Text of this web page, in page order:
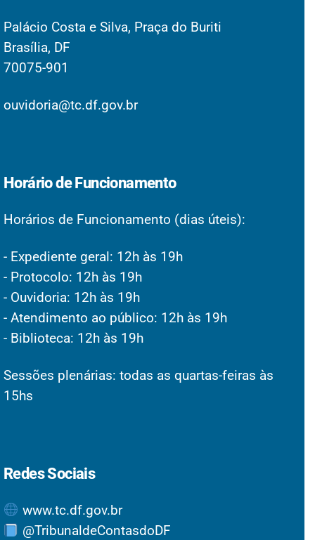
Palácio Costa e Silva, Praça do Buriti
Brasília, DF
70075-901
ouvidoria@tc.df.gov.br
Horário de Funcionamento
Horários de Funcionamento (dias úteis):
- Expediente geral: 12h às 19h
- Protocolo: 12h às 19h
- Ouvidoria: 12h às 19h
- Atendimento ao público: 12h às 19h
- Biblioteca: 12h às 19h
Sessões plenárias: todas as quartas-feiras às
15hs
Redes Sociais
www.tc.df.gov.br
@TribunaldeContasdoDF